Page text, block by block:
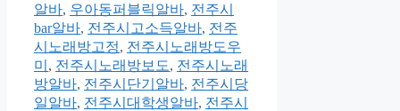
알바, 우아동퍼블릭알바, 전주시
bar알바, 전주시고소득알바, 전주
시노래방고정, 전주시노래방도우
미 , 전주시노래방보도, 전주시노래
방알바, 전주시단기알바, 전주시당
일알바, 전주시대학생알바, 전주시